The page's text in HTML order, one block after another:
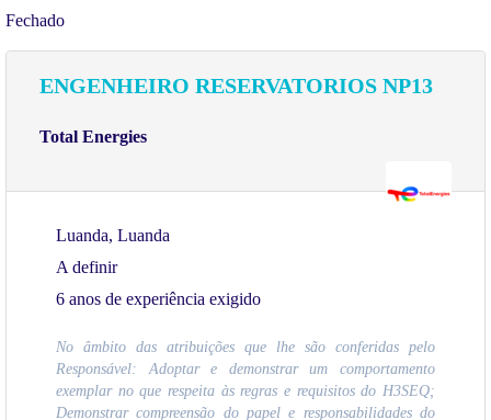
Fechado
ENGENHEIRO RESERVATORIOS NP13
Total Energies
Luanda, Luanda
A definir
6 anos de experiência exigido
No âmbito das atribuições que lhe são conferidas pelo
Responsável: Adoptar e demonstrar um comportamento
exemplar no que respeita às regras e requisitos do H3SEQ;
Demonstrar compreensão do papel e responsabilidades do